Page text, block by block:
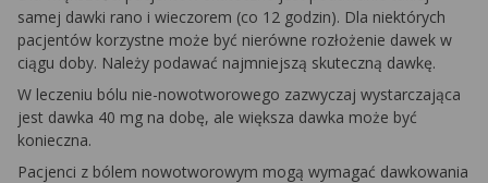
samej dawki rano i wieczorem (co 12 godzin). Dla niektórych
pacjentów korzystne może być nierówne rozłożenie dawek w
ciągu doby. Należy podawać najmniejszą skuteczną dawkę.
W leczeniu bólu nie-nowotworowego zazwyczaj wystarczająca
jest dawka 40 mg na dobę, ale większa dawka może być
konieczna.
Pacjenci z bólem nowotworowym mogą wymagać dawkowania